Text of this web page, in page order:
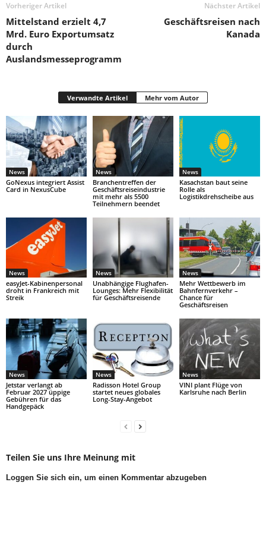
Vorheriger Artikel
Mittelstand erzielt 4,7
Mrd. Euro Exportumsatz
durch
Auslandsmesseprogramm
Nächster Artikel
Geschäftsreisen nach
Kanada
Verwandte Artikel Mehr vom Autor
News
GoNexus integriert Assist
Card in NexusCube
News
Branchentreffen der
Geschäftsreiseindustrie
mit mehr als 5500
Teilnehmern beendet
News
Kasachstan baut seine
Rolle als
Logistikdrehscheibe aus
News
easyJet-Kabinenpersonal
droht in Frankreich mit
Streik
News
Unabhängige Flughafen-
Lounges: Mehr Flexibilität
für Geschäftsreisende
News
Mehr Wettbewerb im
Bahnfernverkehr –
Chance für
Geschäftsreisen
News
Jetstar verlangt ab
Februar 2027 üppige
Gebühren für das
Handgepäck
News
Radisson Hotel Group
startet neues globales
Long-Stay-Angebot
News
VINI plant Flüge von
Karlsruhe nach Berlin
Teilen Sie uns Ihre Meinung mit
Loggen Sie sich ein, um einen Kommentar abzugeben